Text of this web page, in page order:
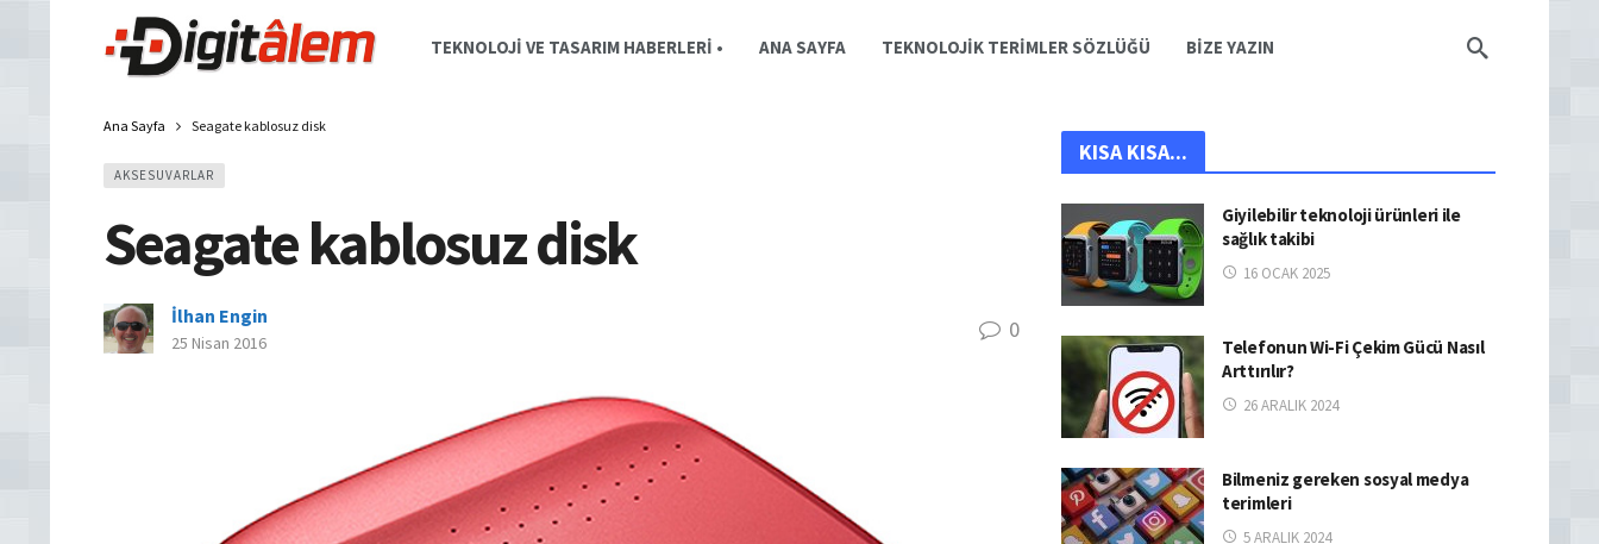
TEKNOLOJI VE TASARIM HABERLERI • ANA SAYFA TEKNOLOJIK TERIMLER SÖZLÜĞÜ BIZE YAZIN
Ana Sayfa Seagate kablosuz disk
AKSESUVARLAR
Seagate kablosuz disk
İlhan Engin
25 Nisan 2016 0
KISA KISA...
Giyilebilir teknoloji ürünleri ile
sağlık takibi
16 OCAK 2025
Telefonun Wi-Fi Çekim Gücü Nasıl
Arttırılır?
26 ARALIK 2024
Bilmeniz gereken sosyal medya
terimleri
5 ARALIK 2024